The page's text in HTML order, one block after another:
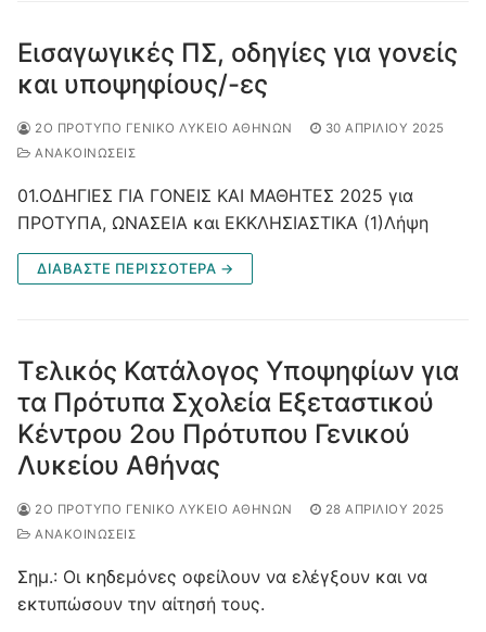
Εισαγωγικές ΠΣ, οδηγίες για γονείς
και υποψηφίους/-ες
2Ο ΠΡΌΤΥΠΟ ΓΕΝΙΚΌ ΛΎΚΕΙΟ ΑΘΗΝΏΝ
30 ΑΠΡΙΛΊΟΥ 2025
ΑΝΑΚΟΙΝΩΣΕΙΣ
01.ΟΔΗΓΙΕΣ ΓΙΑ ΓΟΝΕΙΣ ΚΑΙ ΜΑΘΗΤΕΣ 2025 για
ΠΡΟΤΥΠΑ, ΩΝΑΣΕΙΑ και ΕΚΚΛΗΣΙΑΣΤΙΚΑ (1)Λήψη
ΔΙΑΒΆΣΤΕ ΠΕΡΙΣΣΌΤΕΡΑ →
Τελικός Κατάλογος Υποψηφίων για
τα Πρότυπα Σχολεία Εξεταστικού
Κέντρου 2ου Πρότυπου Γενικού
Λυκείου Αθήνας
2Ο ΠΡΌΤΥΠΟ ΓΕΝΙΚΌ ΛΎΚΕΙΟ ΑΘΗΝΏΝ
28 ΑΠΡΙΛΊΟΥ 2025
ΑΝΑΚΟΙΝΩΣΕΙΣ
Σημ.: Οι κηδεμόνες οφείλουν να ελέγξουν και να
εκτυπώσουν την αίτησή τους.